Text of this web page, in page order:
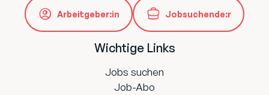
Arbeitgeber:in Jobsuchende:r
Wichtige Links
Jobs suchen
Job-Abo